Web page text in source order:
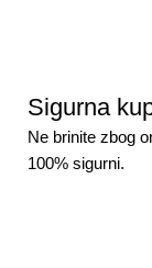
Sigurna
Ne brinite zbog
100% sigurni.